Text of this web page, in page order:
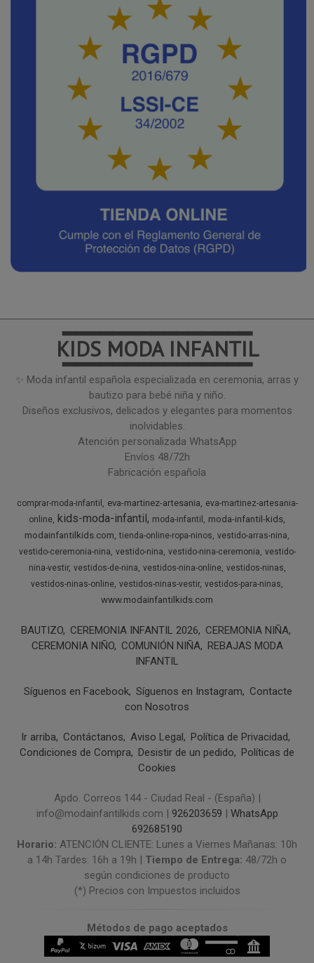
━━━━━━━━━━━━━━━
KIDS MODA INFANTIL
━━━━━━━━━━━━━━━
✨ Moda infantil española especializada en ceremonia, arras y
bautizo para bebé niña y niño.
Diseños exclusivos, delicados y elegantes para momentos
inolvidables.
Atención personalizada WhatsApp
Envíos 48/72h
Fabricación española
comprar-moda-infantil eva-martinez-artesania
eva-martinez-artesania-
online kids-moda-infantil moda-infantil
moda-infantil-kids
modainfantilkids.com tienda-online-ropa-ninos vestido-arras-nina
vestido-ceremonia-nina vestido-nina vestido-nina-ceremonia vestido-
nina-vestir vestidos-de-nina vestidos-nina-online vestidos-ninas
vestidos-ninas-online vestidos-ninas-vestir vestidos-para-ninas
www.modainfantilkids.com
BAUTIZO CEREMONIA INFANTIL 2026
CEREMONIA NIÑA
CEREMONIA NIÑO COMUNIÓN NIÑA REBAJAS MODA
INFANTIL
Síguenos en Facebook Síguenos en Instagram
Contacte
con Nosotros
Ir arriba Contáctanos Aviso Legal
Política de Privacidad
Condiciones de Compra
Desistir de un pedido
Políticas de
Cookies
Apdo. Correos 144 - Ciudad Real - (España) |
info@modainfantilkids.com | 926203659 | WhatsApp
692685190
Horario: ATENCIÓN CLIENTE: Lunes a Viernes Mañanas: 10h
a 14h Tardes: 16h a 19h | Tiempo de Entrega: 48/72h o
según condiciones de producto
(*) Precios con Impuestos incluidos
Métodos de pago aceptados